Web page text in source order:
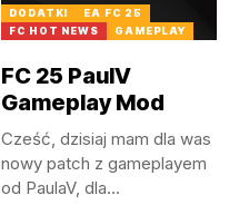
DODATKI
EA FC 25
FC HOT NEWS
GAMEPLAY
FC 25 PaulV
Gameplay Mod
Cześć, dzisiaj mam dla was
nowy patch z gameplayem
od PaulaV, dla...